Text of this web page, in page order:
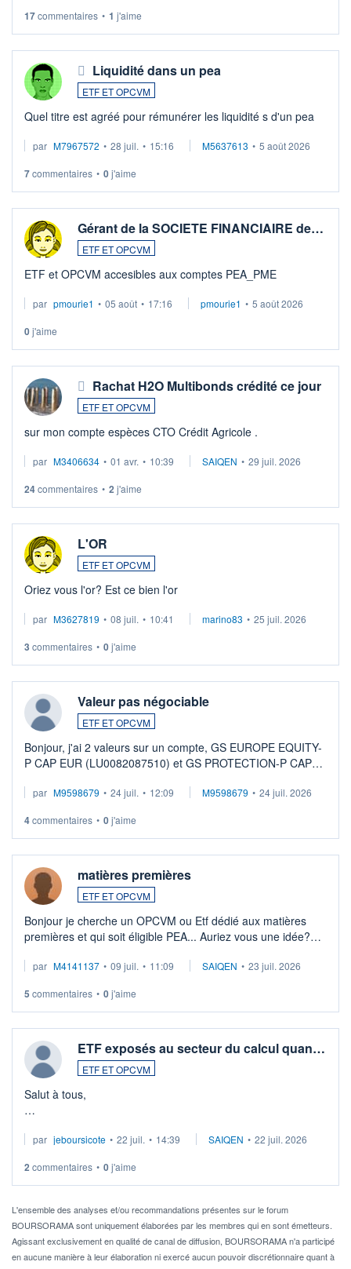
17commentaires • 1 j'aime
Liquidité dans un pea
ETF ET OPCVM
Quel titre est agréé pour rémunérer les liquidité s d'un pea
par M7967572 • 28 juil. • 15:16 M5637613 • 5 août 2026
7commentaires • 0j'aime
Gérant de la SOCIETE FINANCIAIRE de…
ETF ET OPCVM
ETF et OPCVM accesibles aux comptes PEA_PME
par pmourie1 • 05 août • 17:16 pmourie1 • 5 août 2026
0j'aime
Rachat H2O Multibonds crédité ce jour
ETF ET OPCVM
sur mon compte espèces CTO Crédit Agricole .
par M3406634 • 01 avr. • 10:39 SAIQEN • 29 juil. 2026
24commentaires • 2 j'aime
L'OR
ETF ET OPCVM
Oriez vous l'or? Est ce bien l'or
par M3627819 • 08 juil. • 10:41 marino83 • 25 juil. 2026
3 commentaires • 0j'aime
Valeur pas négociable
ETF ET OPCVM
Bonjour, j'ai 2 valeurs sur un compte, GS EUROPE EQUITY-
P CAP EUR (LU0082087510) et GS PROTECTION-P CAP
veux procéder à la vente, on me signale ...
par M9598679 • 24 juil. • 12:09 M9598679 • 24 juil. 2026
4commentaires • 0j'aime
matières premières
ETF ET OPCVM
Bonjour je cherche un OPCVM ou Etf dédié aux matières
premières et qui soit éligible PEA... Auriez vous une idée?
par M4141137 • 09 juil. • 11:09 SAIQEN • 23 juil. 2026
5 commentaires • 0j'aime
ETF exposés au secteur du calcul quan…
ETF ET OPCVM
Salut à tous,
via un ETF plutôt que des actions individuelles.
Idéalement, je voudrais qu'il soit éligible au PEA.
Pour l' ...
par jeboursicote • 22 juil. • 14:39 SAIQEN • 22 juil. 2026
2 commentaires • 0j'aime
L'ensemble des analyses et/ou recommandations présentes sur le forum
BOURSORAMA sont uniquement élaborées par les membres qui en sont émetteurs.
Agissant exclusivement en qualité de canal de diffusion, BOURSORAMA n'a participé
en aucune manière à leur élaboration ni exercé aucun pouvoir discrétionnaire quant à